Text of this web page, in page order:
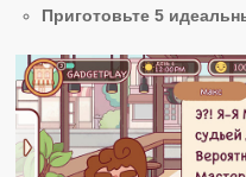
Приготовьте 5